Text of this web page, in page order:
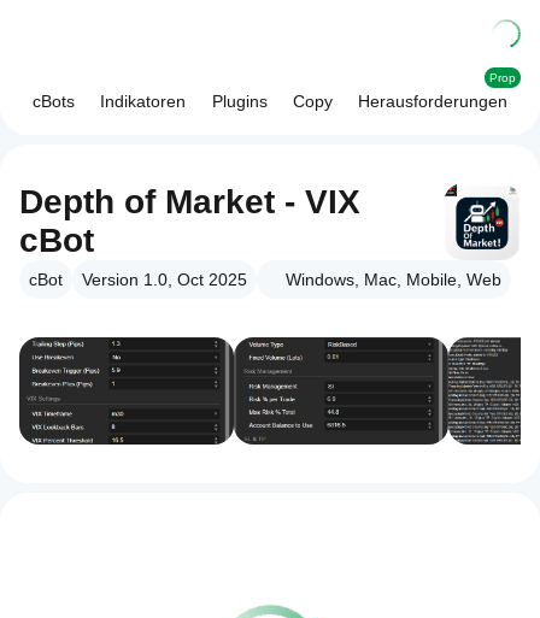
cBots Indikatoren Plugins Copy Herausforderungen
Prop
Depth of Market - VIX
cBot
cBot Version 1.0, Oct 2025 Windows, Mac, Mobile, Web